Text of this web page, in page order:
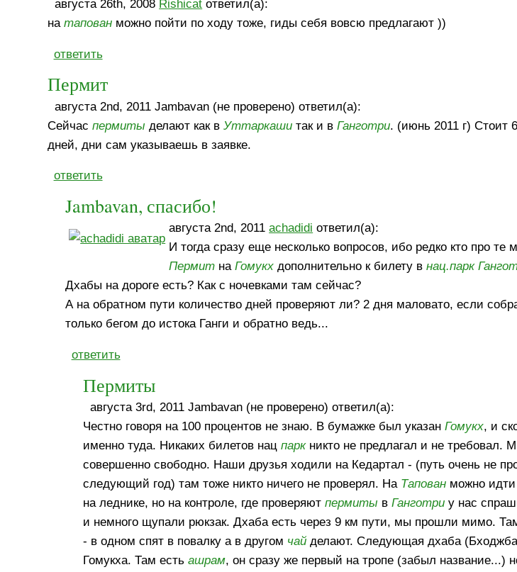
августа 26th, 2008 Rishicat ответил(а):
натапован можно пойти по ходу тоже, гиды себя вовсю предлагают ))
ответить
Пермит
августа 2nd, 2011 Jambavan (не проверено) ответил(а):
Сейчаспермиты делают как вУттаркаши так и вГанготри. (июнь 2011 г) Стоит
дней, дни сам указываешь в заявке.
ответить
Jambavan, спасибо!
августа 2nd, 2011achadidi ответил(а):
И тогда сразу еще несколько вопросов, ибо редко кто про те
Пермит наГомукх дополнительно к билету внац.парк
Дхабы на дороге есть? Как с ночевками там сейчас?
А на обратном пути количество дней проверяют ли? 2 дня маловато, если
только бегом до истока Ганги и обратно ведь...
ответить
Пермиты
августа 3rd, 2011 Jambavan (не проверено) ответил(а):
Честно говоря на 100 процентов не знаю. В бумажке был указанГомукх, и
именно туда. Никаких билетов нацпаркникто не предлагал и не требовал.
совершенно свободно. Наши друзья ходили на Кедартал - (путь очень не
следующий год) там тоже никто ничего не проверял. На Тапован можно идти
на леднике, но на контроле, где проверяютпермиты вГанготри у нас
и немного щупали рюкзак. Дхаба есть через 9 км пути, мы прошли мимо.
- в одном спят в повалку а в другом чай делают. Следующая дхаба
Гомукха. Там естьашрам, он сразу же первый на тропе (забыл название...)